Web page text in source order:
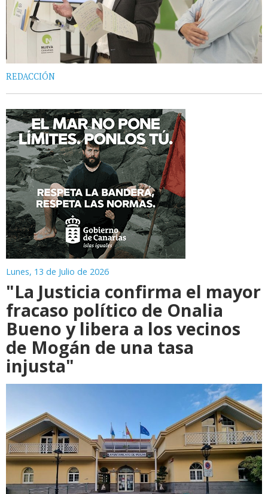
REDACCIÓN
Lunes, 13 de Julio de 2026
"La Justicia confirma el mayor
fracaso político de Onalia
Bueno y libera a los vecinos
de Mogán de una tasa
injusta"